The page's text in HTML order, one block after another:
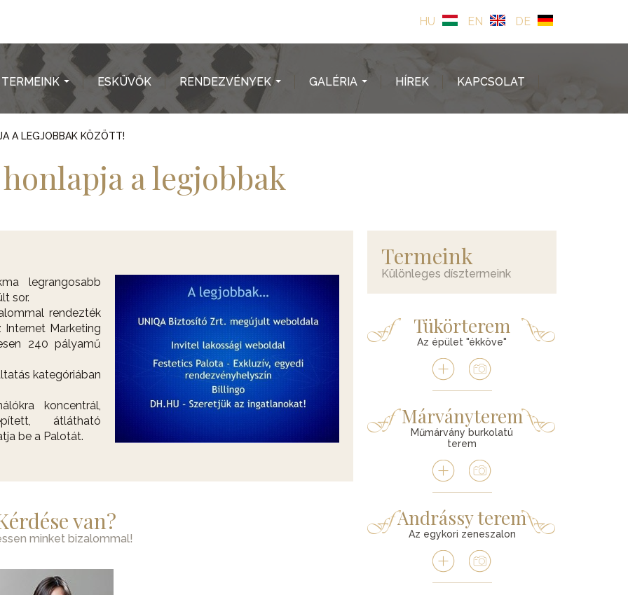
HU EN DE
TERMEINK ESKÜVŐK RENDEZVÉNYEK GALÉRIA HÍREK KAPCSOLAT
A LEGJOBBAK KÖZÖTT!
a legjobbak
legrangosabb
sor.
rendezték
Marketing
240 pályamű
kategóriában
koncentrál,
átlátható
be a Palotát.
van?
minket bizalommal!
Termeink
Különleges dísztermeink
Tükörterem
Az épület "ékköve"
Márványterem
Műmárvány burkolatú
terem
Andrássy terem
Az egykori zeneszalon